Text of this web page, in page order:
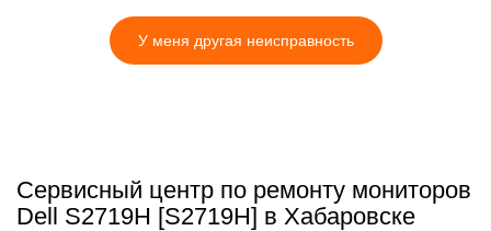
У меня другая неисправность
Сервисный центр по ремонту мониторов
Dell S2719H [S2719H] в Хабаровске